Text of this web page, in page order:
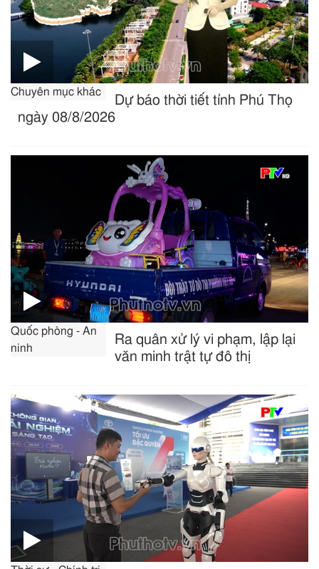
Chuyên mục khác
Dự báo thời tiết tỉnh Phú Thọ
ngày 08/8/2026
Quốc phòng - An
ninh
Ra quân xử lý vi phạm, lập lại
văn minh trật tự đô thị